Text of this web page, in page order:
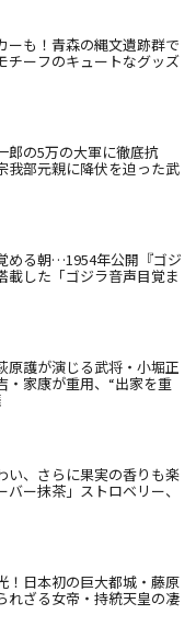
ーも！青森の縄文遺跡群で
チーフのキュートなグッズ
郎の5万の大軍に徹底抗
我部元親に降伏を迫った武
める朝…1954年公開『ゴジ
載した「ゴジラ音声目覚ま
原護が演じる武将・小堀正
・家康が重用、“出家を重
い、さらに果実の香りも楽
バー抹茶」ストロベリー、
！日本初の巨大都城・藤原
れざる女帝・持統天皇の凄